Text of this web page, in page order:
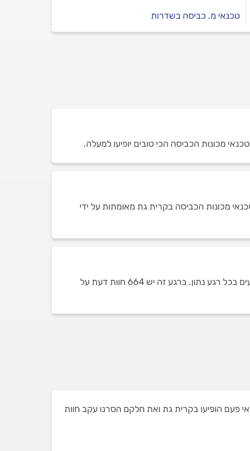
טכנאי מ. כביסה בשדרות
מכונות הכביסה הכי טובים יופיעו למעלה.
מכונות הכביסה בקרית גת מאומתות על ידי
כמות חוות הדעת על טכנאי מכונות כביסה בקרית גת תלויה בכמות טכנאי מכונות הכביסה שזמינים ומופיעים בכל רגע נתון. ברגע זה יש 664 חוות דעת על
בקרית גת. זאת מתוך 17 טכנאי מכונות כביסה שאי פעם הופיעו בקרית גת ואת חלקם הסרנו עקב חוות